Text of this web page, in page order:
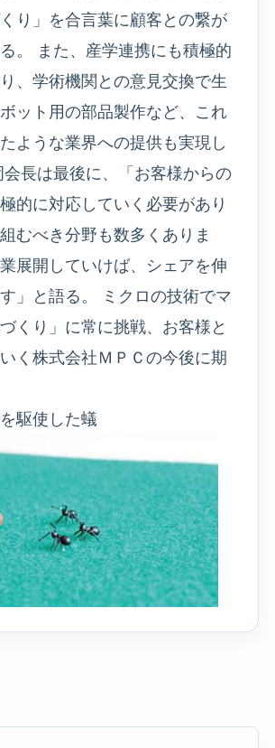
り」を合言葉に顧客との繋が
。 また、産学連携にも積極的
、学術機関との意見交換で生
ット用の部品製作など、これ
ような業界への提供も実現し
長は最後に、「お客様からの
的に対応していく必要があり
むべき分野も数多くありま
展開していけば、シェアを伸
」と語る。 ミクロの技術でマ
くり」に常に挑戦、お客様と
く株式会社ＭＰＣの今後に期
駆使した蟻